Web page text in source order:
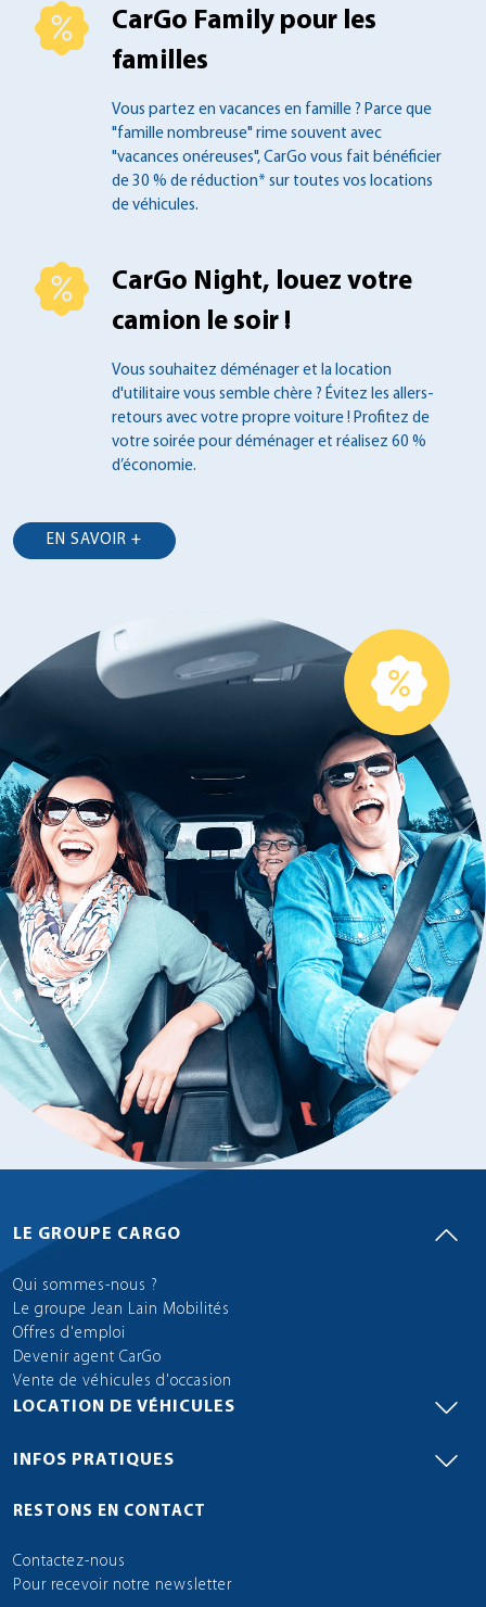
CarGo Family pour les
familles
Vous partez en vacances en famille ? Parce que
"famille nombreuse" rime souvent avec
"vacances onéreuses", CarGo vous fait bénéficier
de 30 % de réduction* sur toutes vos locations
de véhicules.
CarGo Night, louez votre
camion le soir !
Vous souhaitez déménager et la location
d'utilitaire vous semble chère ? Évitez les allers-
retours avec votre propre voiture ! Profitez de
votre soirée pour déménager et réalisez 60 %
d’économie.
EN SAVOIR +
LE GROUPE CARGO
Qui sommes-nous ?
Le groupe Jean Lain Mobilités
Offres d'emploi
Devenir agent CarGo
Vente de véhicules d'occasion
LOCATION DE VÉHICULES
INFOS PRATIQUES
RESTONS EN CONTACT
Contactez-nous
Pour recevoir notre newsletter